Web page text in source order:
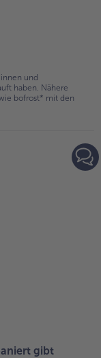
und
haben. Nähere
bofrost* mit den
gibt